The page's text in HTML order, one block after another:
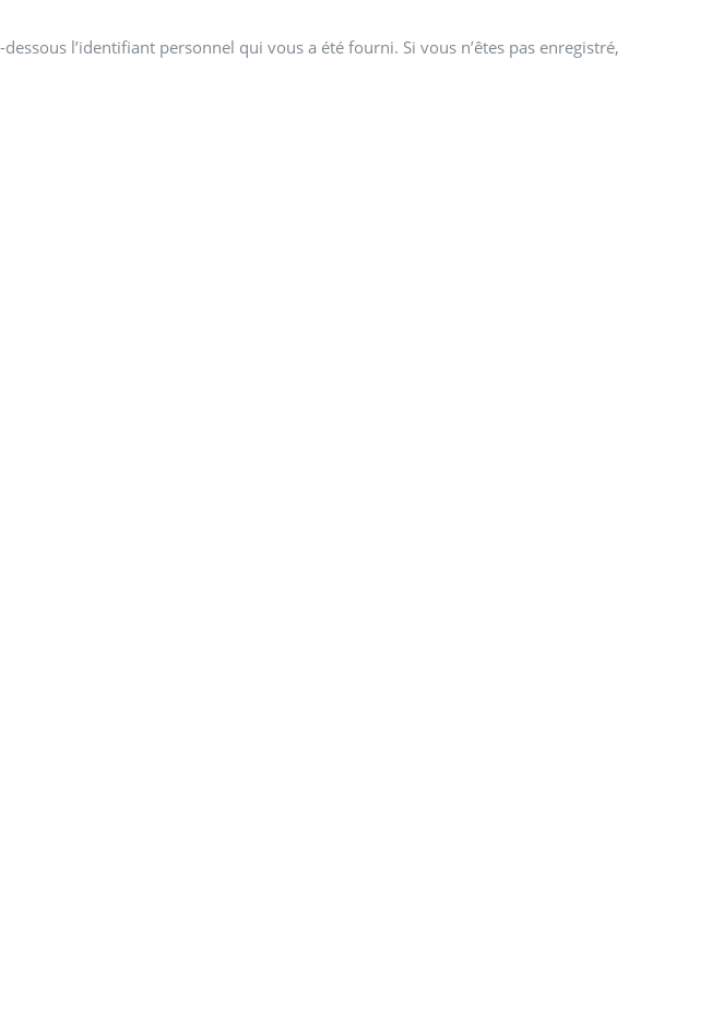
l’identifiant personnel qui vous a été fourni. Si vous n’êtes pas enregistré,